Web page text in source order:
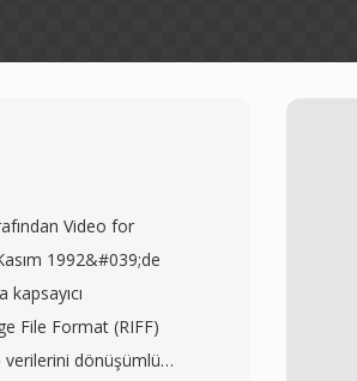
Video for
1992&#039;de
File Format (RIFF)
verilerini dönüşümlü